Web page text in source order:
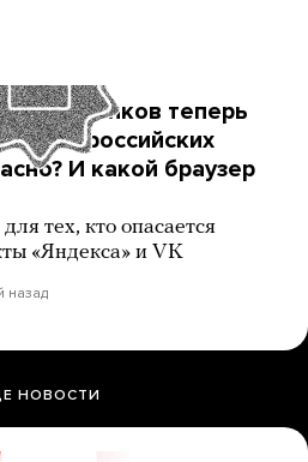
банков теперь
в российских
И какой браузер
тех, кто опасается
«Яндекса» и VK
назад
НОВОСТИ